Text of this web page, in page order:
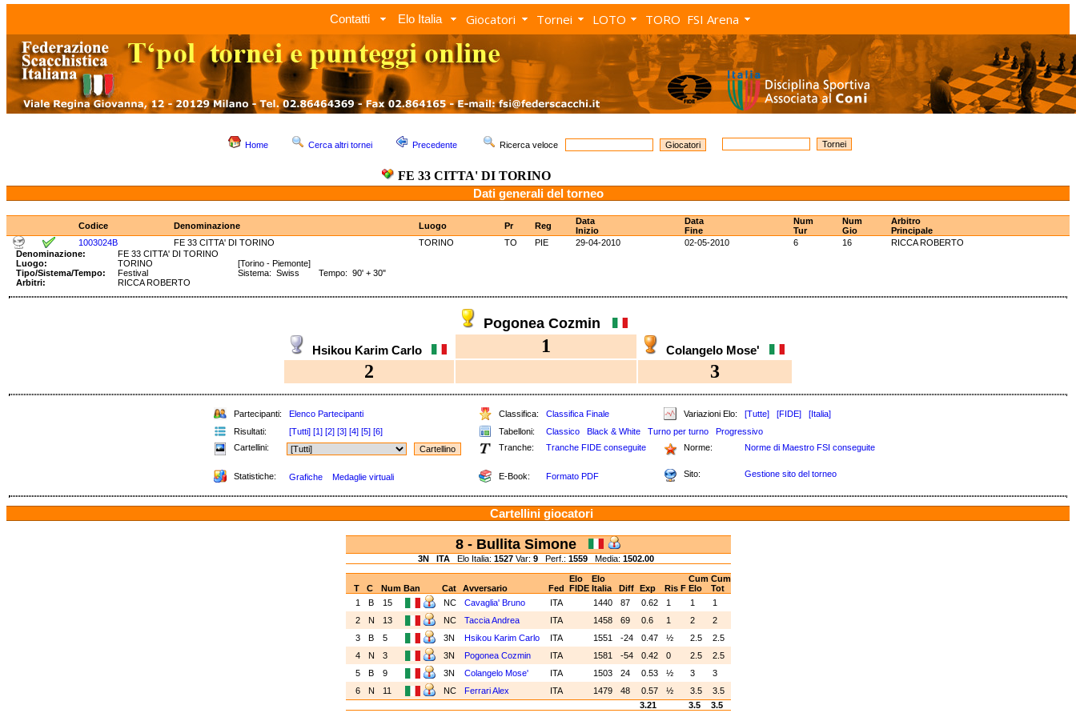
Contatti Elo Italia Giocatori Tornei LOTO TORO FSI Arena
Home Cerca altri tornei Precedente Ricerca veloce
FE 33 CITTA' DI TORINO
Dati generali del torneo
Codice Denominazione Luogo Pr Reg
Data
Inizio
Data
Fine
Num
Tur
Num
Gio
Arbitro
Principale
1003024B
FE 33 CITTA' DI TORINO TORINO TO PIE 29-04-2010 02-05-2010 6 16
RICCA ROBERTO
Denominazione:
FE 33 CITTA' DI TORINO
Luogo:
TORINO
[Torino - Piemonte]
Tipo/Sistema/Tempo:
Festival
Sistema: Swiss Tempo: 90' + 30"
Arbitri:
RICCA ROBERTO
Pogonea Cozmin
Hsikou Karim Carlo 1 Colangelo Mose'
2 3
Partecipanti: Elenco Partecipanti Classifica: Classifica Finale Variazioni Elo: [Tutte] [FIDE]
[Italia]
Risultati:
[Tutti] [1] [2] [3] [4] [5] [6] Tabelloni: Classico Black & White Turno per turno
Progressivo
Cartellini:
Tranche: Tranche FIDE conseguite Norme: Norme di Maestro FSI conseguite
Statistiche: Grafiche Medaglie virtuali E-Book: Formato PDF Sito: Gestione sito del torneo
Cartellini giocatori
8 - Bullita Simone
3N ITAElo Italia: 1527Var: 9Perf.: 1559Media: 1502.00
Elo Elo CumCum
T
C NumBan Cat Avversario Fed FIDEItalia Diff Exp RisFElo
Tot
1
B 15 NC Cavaglia' Bruno ITA 1440 87 0.62 1 1
1
2
N 13 NC Taccia Andrea ITA 1458 69 0.6 1 2
2
3
B 5 3N Hsikou Karim Carlo ITA 1551 -24 0.47 ½ 2.5
2.5
4
N 3 3N Pogonea Cozmin ITA 1581 -54 0.42 0 2.5
2.5
5
B 9 3N Colangelo Mose' ITA 1503 24 0.53 ½ 3
3
6
N 11 NC Ferrari Alex ITA 1479 48 0.57 ½ 3.5
3.5
3.21
3.5 3.5